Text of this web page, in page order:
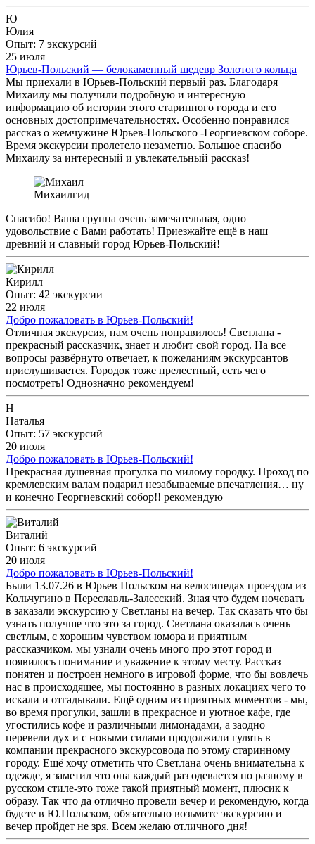
Ю
Юлия
Опыт: 7 экскурсий
25 июля
Юрьев-Польский — белокаменный шедевр Золотого кольца
Мы приехали в Юрьев-Польский первый раз. Благодаря
Михаилу мы получили подробную и интересную
информацию об истории этого старинного города и его
основных достопримечательностях. Особенно понравился
рассказ о жемчужине Юрьев-Польского -Георгиевском соборе.
Время экскурсии пролетело незаметно. Большое спасибо
Михаилу за интересный и увлекательный рассказ!
Михаилгид
Спасибо! Ваша группа очень замечательная, одно
удовольствие с Вами работать! Приезжайте ещё в наш
древний и славный город Юрьев-Польский!
Кирилл
Опыт: 42 экскурсии
22 июля
Добро пожаловать в Юрьев-Польский!
Отличная экскурсия, нам очень понравилось! Светлана -
прекрасный рассказчик, знает и любит свой город. На все
вопросы развёрнуто отвечает, к пожеланиям экскурсантов
прислушивается. Городок тоже прелестный, есть чего
посмотреть! Однозначно рекомендуем!
Н
Наталья
Опыт: 57 экскурсий
20 июля
Добро пожаловать в Юрьев-Польский!
Прекрасная душевная прогулка по милому городку. Проход по
кремлевским валам подарил незабываемые впечатления… ну
и конечно Георгиевский собор!! рекомендую
Виталий
Опыт: 6 экскурсий
20 июля
Добро пожаловать в Юрьев-Польский!
Были 13.07.26 в Юрьев Польском на велосипедах проездом из
Кольчугино в Переславль-Залесский. Зная что будем ночевать
в заказали экскурсию у Светланы на вечер. Так сказать что бы
узнать получше что это за город. Светлана оказалась очень
светлым, с хорошим чувством юмора и приятным
рассказчиком. мы узнали очень много про этот город и
появилось понимание и уважение к этому месту. Рассказ
понятен и построен немного в игровой форме, что бы вовлечь
нас в происходящее, мы постоянно в разных локациях чего то
искали и отгадывали. Ещё одним из приятных моментов - мы,
во время прогулки, зашли в прекрасное и уютное кафе, где
угостились кофе и различными лимонадами, а заодно
перевели дух и с новыми силами продолжили гулять в
компании прекрасного экскурсовода по этому старинному
городу. Ещё хочу отметить что Светлана очень внимательна к
одежде, я заметил что она каждый раз одевается по разному в
русском стиле-это тоже такой приятный момент, плюсик к
образу. Так что да отлично провели вечер и рекомендую, когда
будете в Ю.Польском, обязательно возьмите экскурсию и
вечер пройдет не зря. Всем желаю отличного дня!